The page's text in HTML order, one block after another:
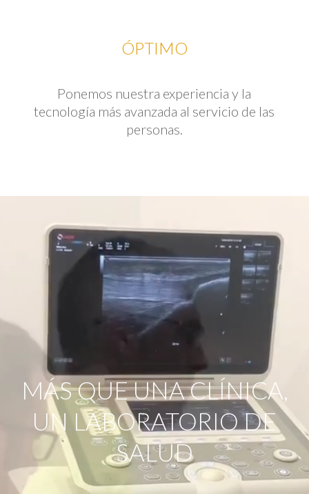
ÓPTIMO
Ponemos nuestra experiencia y la
tecnología más avanzada al servicio de las
personas.
MÁS QUE UNA CLÍNICA,
UN LABORATORIO DE
SALUD